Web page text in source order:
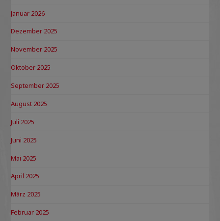
Januar 2026
Dezember 2025
November 2025
Oktober 2025
September 2025
August 2025
Juli 2025
Juni 2025
Mai 2025
April 2025
März 2025
Februar 2025